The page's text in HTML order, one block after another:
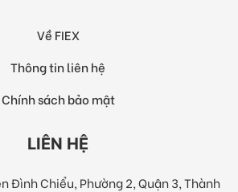
Về FIEX
Thông tin liên hệ
Chính sách bảo mật
LIÊN HỆ
Đình Chiểu, Phường 2, Quận 3, Thành